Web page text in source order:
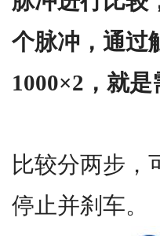
个脉冲，通过
1000×2，就
比较分两步，
停止并刹车。